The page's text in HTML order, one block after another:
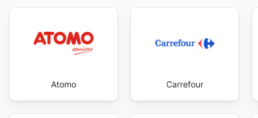
Atomo Carrefour